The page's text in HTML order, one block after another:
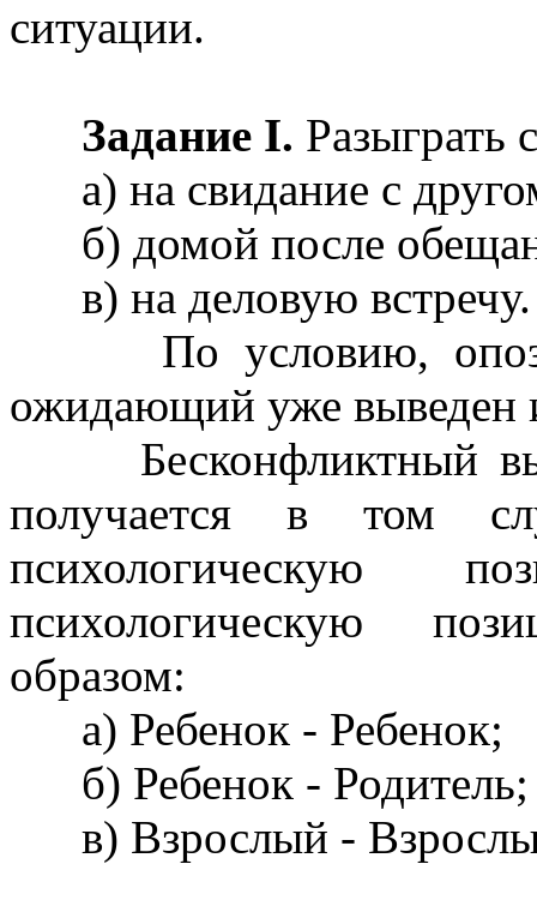
ситуации.
Задание I. Разыграть
а) на свидание с
б) домой после
в) на деловую встречу.
По условию,
ожидающий уже выведен
Бесконфликтный
получается в том
психологическую
психологическую
образом:
а) Ребенок - Ребенок;
б) Ребенок - Родитель;
в) Взрослый -